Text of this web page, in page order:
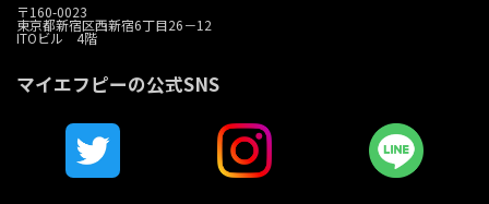
〒160-0023
東京都新宿区西新宿6丁目26－12
ITOビル 4階
マイエフピーの公式SNS